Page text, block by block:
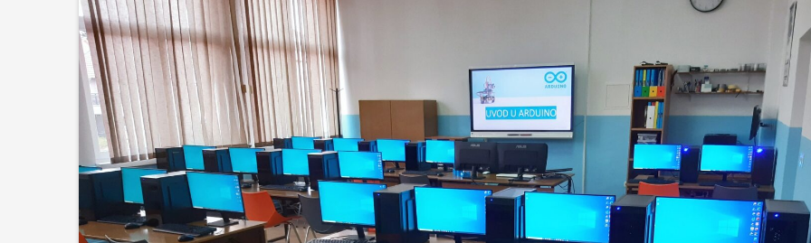
Upis učenika u prve razrede u školskoj
Obavijest: Termini popravnih ispita